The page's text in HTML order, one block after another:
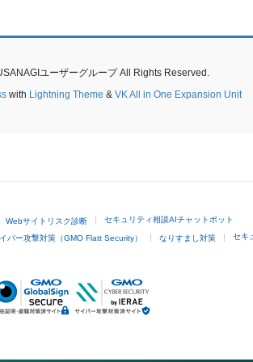
ユーザーグループ All Rights Reserved.
with Lightning Theme & VK All in One Expansion Unit
Webサイトリスク診断 セキュリティ相談AIチャットボット
バー攻撃対策（GMO Flatt Security） なりすまし対策 セキ